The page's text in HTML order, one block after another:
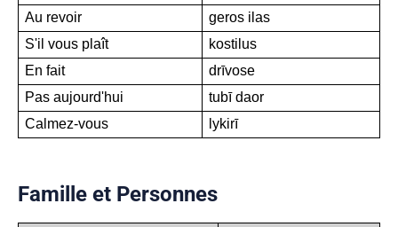
Au revoir
geros ilas
S'il vous plaît
kostilus
En fait
drīvose
Pas aujourd'hui
tubī daor
Calmez-vous
lykirī
Famille et Personnes